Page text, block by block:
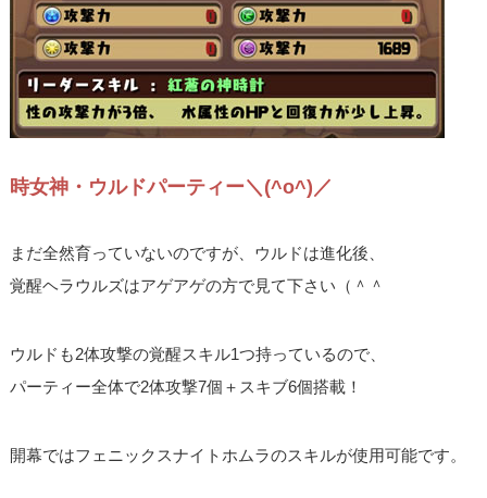
時女神・ウルドパーティー＼(^o^)／
まだ全然育っていないのですが、ウルドは進化後、
覚醒ヘラウルズはアゲアゲの方で見て下さい（＾＾
ウルドも2体攻撃の覚醒スキル1つ持っているので、
パーティー全体で2体攻撃7個＋スキブ6個搭載！
開幕ではフェニックスナイトホムラのスキルが使用可能です。